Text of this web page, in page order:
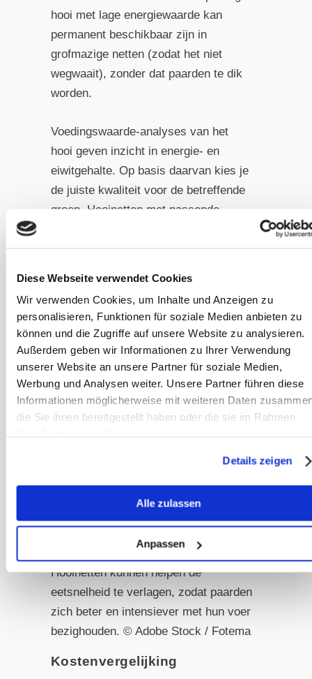
Diese Webseite verwendet Cookies
Wir verwenden Cookies, um Inhalte und Anzeigen zu
personalisieren, Funktionen für soziale Medien anbieten zu
können und die Zugriffe auf unsere Website zu analysieren.
Außerdem geben wir Informationen zu Ihrer Verwendung
unserer Website an unsere Partner für soziale Medien,
Werbung und Analysen weiter. Unsere Partner führen diese
Informationen möglicherweise mit weiteren Daten
die Sie ihnen bereitgestellt haben oder die sie im Rahmen
Details zeigen
Alle zulassen
Anpassen
hooi met lage energiewaarde kan
permanent beschikbaar zijn in
grofmazige netten (zodat het niet
wegwaait), zonder dat paarden te dik
worden.
Voedingswaarde-analyses van het
hooi geven inzicht in energie- en
eiwitgehalte. Op basis daarvan kies je
de juiste kwaliteit voor de betreffende
groep. Hooinetten met passende
automatisch kleinere porties per keer
op. Verschillende maaswijdten maken
individuele afstemming mogelijk en
zijn een aanzienlijk
goedkopereoplossing.
Hooinetten kunnen helpen de
eetsnelheid te verlagen, zodat paarden
zich beter en intensiever met hun voer
bezighouden. © Adobe Stock / Fotema
Kostenvergelijking